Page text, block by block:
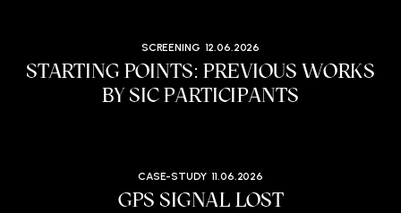
SCREENING 12.06.2026
STARTING POINTS: PREVIOUS WORKS
BY SIC PARTICIPANTS
CASE-STUDY 11.06.2026
GPS SIGNAL LOST